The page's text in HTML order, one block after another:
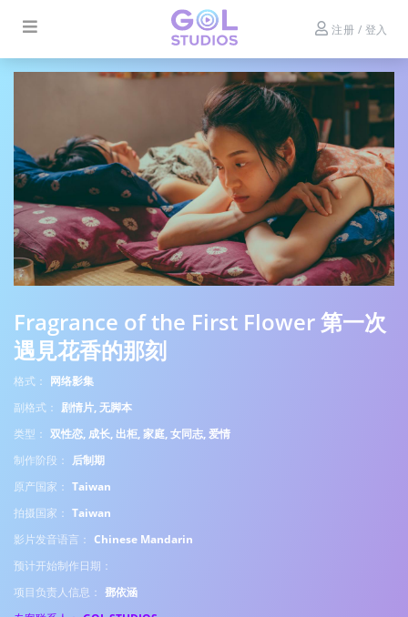
注册 / 登入
Fragrance of the First Flower 第一次
遇見花香的那刻
格式： 网络影集
副格式： 剧情片, 无脚本
类型： 双性恋, 成长, 出柜, 家庭, 女同志, 爱情
制作阶段： 后制期
原产国家： Taiwan
拍摄国家： Taiwan
影片发音语言： Chinese Mandarin
预计开始制作日期：
项目负责人信息： 鄧依涵